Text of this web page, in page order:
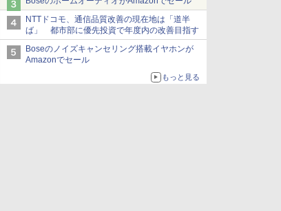
NTTドコモ、通信品質改善の現在地は「道半
ば」 都市部に優先投資で年度内の改善目指す
Boseのノイズキャンセリング搭載イヤホンが
Amazonでセール
もっと見る